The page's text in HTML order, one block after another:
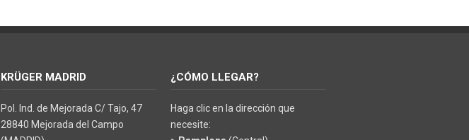
KRÜGER MADRID
Pol. Ind. de Mejorada C/ Tajo, 47
28840 Mejorada del Campo
¿CÓMO LLEGAR?
Haga clic en la dirección que
necesite: